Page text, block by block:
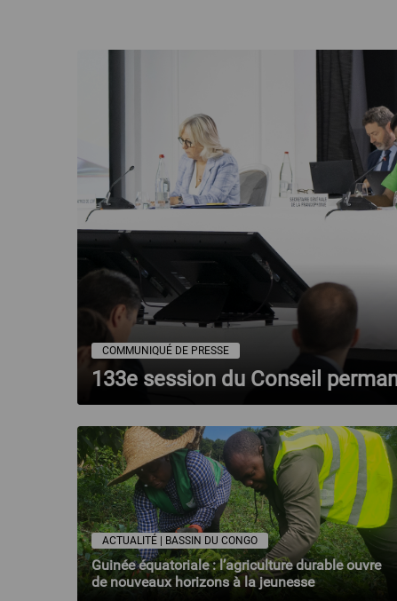
COMMUNIQUÉ DE PRESSE
133e session du Conseil
ACTUALITÉ | BASSIN DU CONGO
Guinée équatoriale : l’agriculture durable ouvre
de nouveaux horizons à la jeunesse